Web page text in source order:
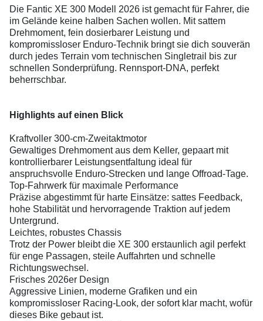
Die Fantic XE 300 Modell 2026 ist gemacht für Fahrer, die
im Gelände keine halben Sachen wollen. Mit sattem
Drehmoment, fein dosierbarer Leistung und
kompromissloser Enduro-Technik bringt sie dich souverän
durch jedes Terrain vom technischen Singletrail bis zur
schnellen Sonderprüfung. Rennsport-DNA, perfekt
beherrschbar.
Highlights auf einen Blick
Kraftvoller 300-cm-Zweitaktmotor
Gewaltiges Drehmoment aus dem Keller, gepaart mit
kontrollierbarer Leistungsentfaltung ideal für
anspruchsvolle Enduro-Strecken und lange Offroad-Tage.
Top-Fahrwerk für maximale Performance
Präzise abgestimmt für harte Einsätze: sattes Feedback,
hohe Stabilität und hervorragende Traktion auf jedem
Untergrund.
Leichtes, robustes Chassis
Trotz der Power bleibt die XE 300 erstaunlich agil perfekt
für enge Passagen, steile Auffahrten und schnelle
Richtungswechsel.
Frisches 2026er Design
Aggressive Linien, moderne Grafiken und ein
kompromissloser Racing-Look, der sofort klar macht, wofür
dieses Bike gebaut ist.